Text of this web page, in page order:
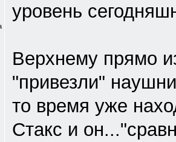
уровень
Верхнему прямо
"привезли"
то время уже
Стакс и